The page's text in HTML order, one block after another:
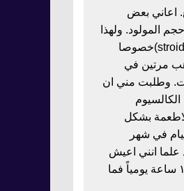
اعاني بعض
المولود. ولهذا
السبب اعطتني الدكتورة ابر (stroide)خصوصا
مرتين في
وطلبت مني ان
بشكل
في شهر
علما انني اعيش
في كندا وفترة الصيام تتعدى ١٧ ساعة يومياً فما